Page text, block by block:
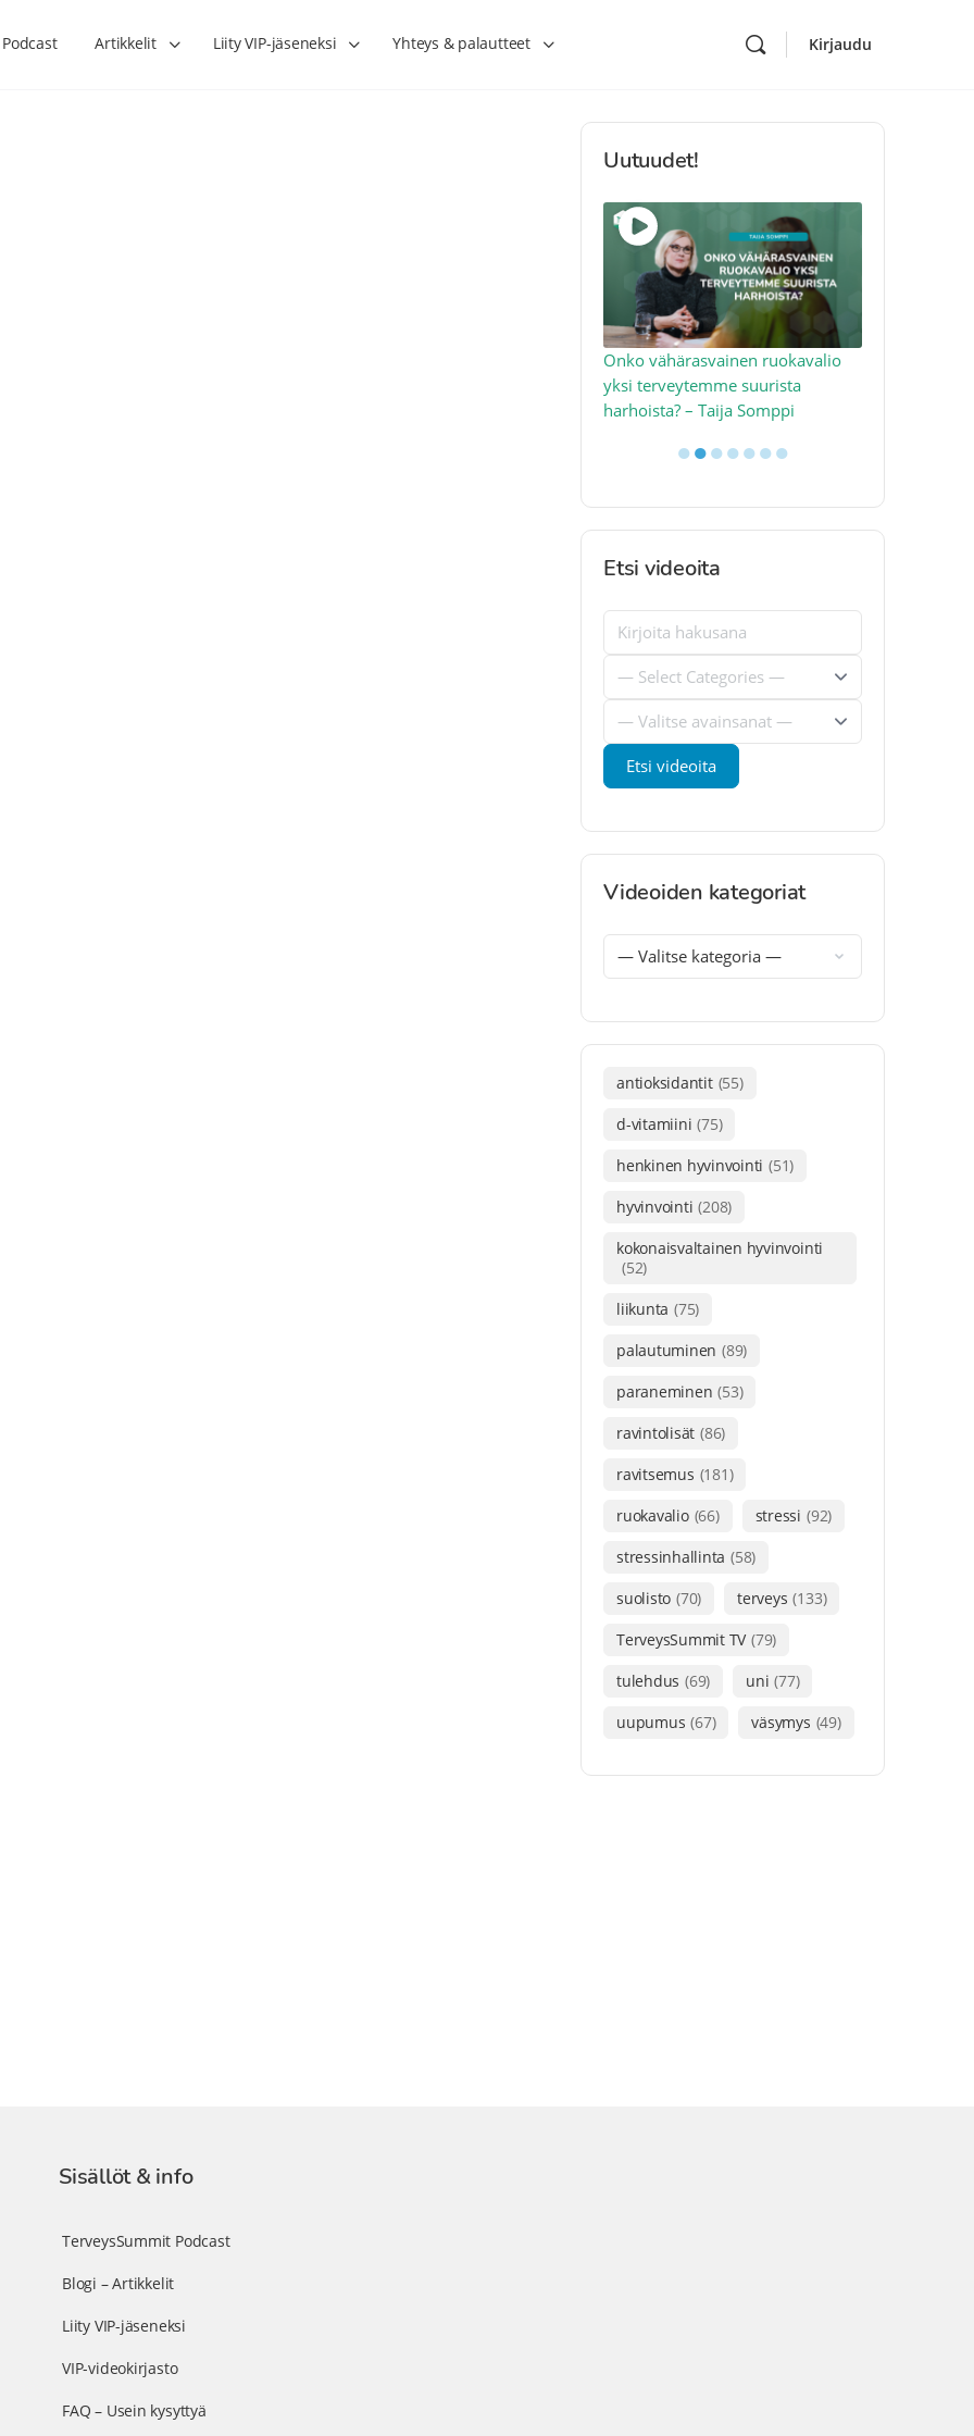
Podcast Artikkelit Liity VIP-jäseneksi Yhteys & palautteet Kirjaudu
Uutuudet!
Onko vähärasvainen ruokavalio
yksi terveytemme suurista
harhoista? – Taija Somppi
●●●●●●●
Etsi videoita
Videoiden kategoriat
antioksidantit (55)
d-vitamiini (75)
henkinen hyvinvointi (51)
hyvinvointi (208)
kokonaisvaltainen hyvinvointi
(52)
liikunta (75)
palautuminen (89)
paraneminen (53)
ravintolisät (86)
ravitsemus (181)
ruokavalio (66) stressi (92)
stressinhallinta (58)
suolisto (70) terveys (133)
TerveysSummit TV (79)
tulehdus (69) uni (77)
uupumus (67) väsymys (49)
Sisällöt & info
TerveysSummit Podcast
Blogi – Artikkelit
Liity VIP-jäseneksi
VIP-videokirjasto
FAQ – Usein kysyttyä